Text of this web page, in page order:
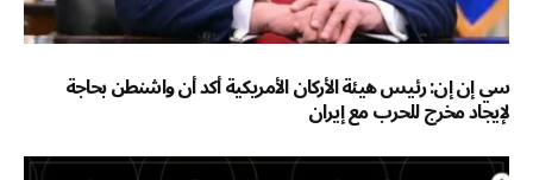
سي إن إن: رئيس هيئة الأركان الأمريكية أكد أن واشنطن بحاجة
لإيجاد مخرج للحرب مع إيران